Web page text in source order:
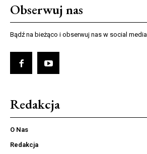
Obserwuj nas
Bądź na bieżąco i obserwuj nas w social media
Redakcja
O Nas
Redakcja